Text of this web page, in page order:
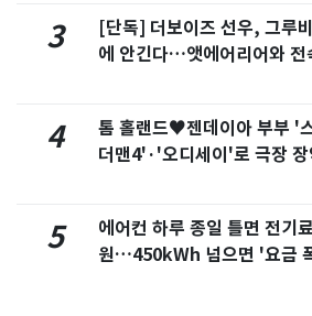
3
[단독] 더보이즈 선우, 그루
에 안긴다…앳에어리어와 전
4
톰 홀랜드♥젠데이아 부부 '
더맨4'·'오디세이'로 극장 장
5
에어컨 하루 종일 틀면 전기
원…450kWh 넘으면 '요금